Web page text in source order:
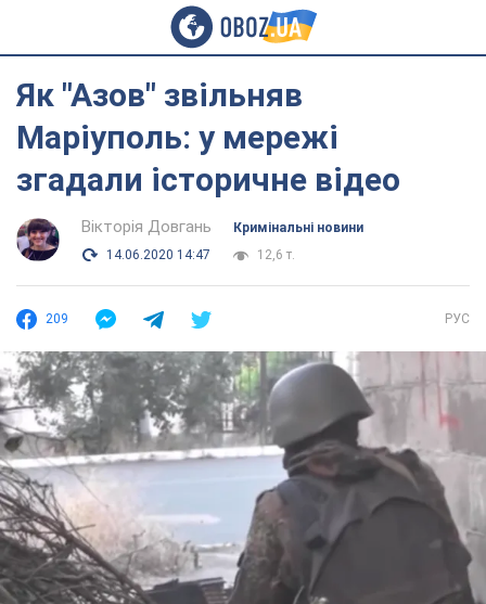
Як "Азов" звільняв
Маріуполь: у мережі
згадали історичне відео
Вікторія Довгань
Кримінальні новини
14.06.2020 14:47
12,6 т.
209 РУС